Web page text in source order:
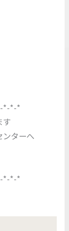
*-*-*
す
ンターへ
*-*-*